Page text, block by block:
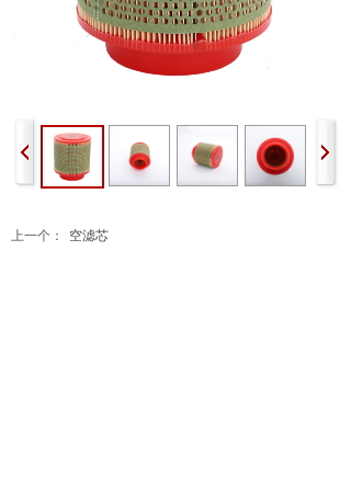
上一个：
空滤芯